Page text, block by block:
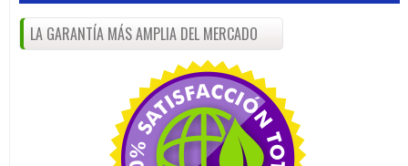
LA GARANTÍA MÁS AMPLIA DEL MERCADO